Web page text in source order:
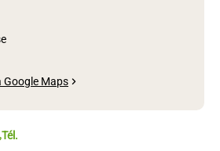
Google Maps
Tél.